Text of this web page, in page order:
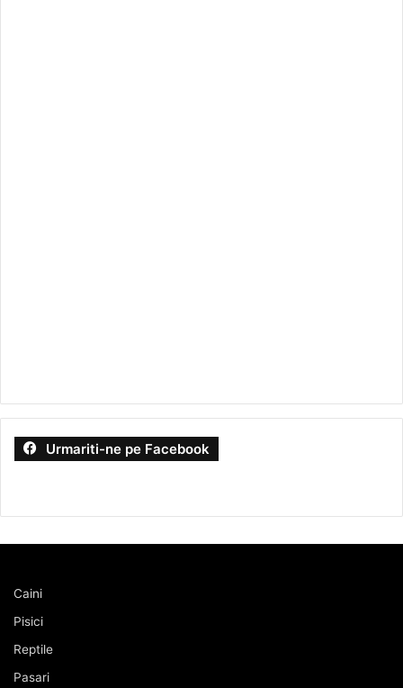
Urmariti-ne pe Facebook
Caini
Pisici
Reptile
Pasari